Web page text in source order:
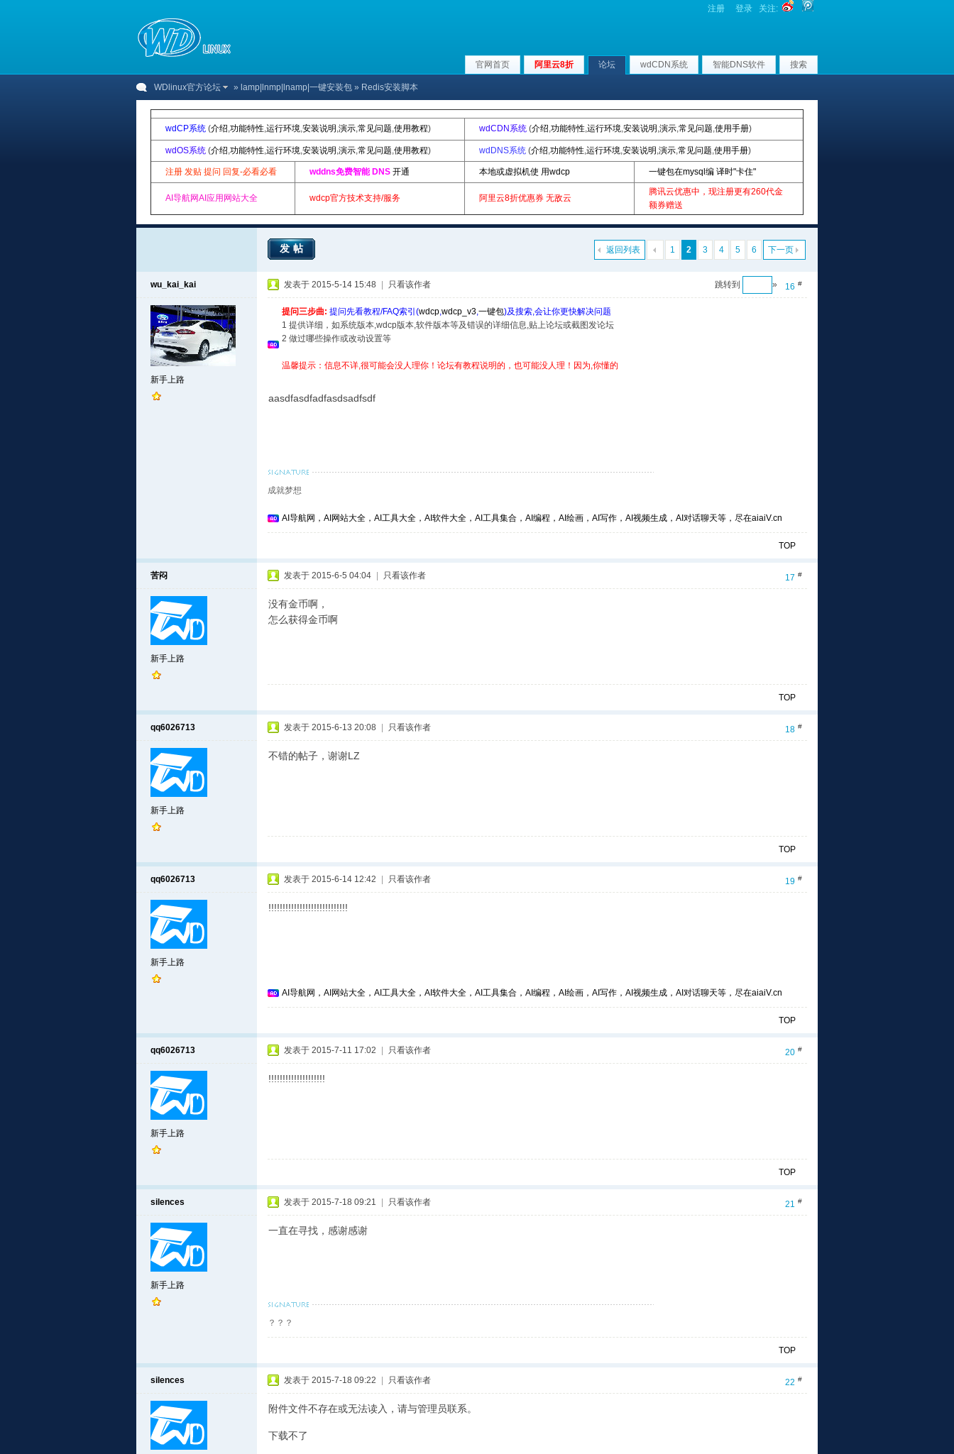
注册 登录 关注:
官网首页 阿里云8折 论坛 wdCDN系统 智能DNS软件 搜索
WDlinux官方论坛 » lamp|lnmp|lnamp|一键安装包 » Redis安装脚本
wdCP系统 (介绍,功能特性,运行环境,安装说明 ,演示,常见问题,使用教程) wdCDN系统 (介绍,功能特性,运行环境,安装说明 ,演示,常见问题,使用手册)
wdOS系统 (介绍,功能特性,运行环境,安装说明 ,演示,常见问题,使用教程) wdDNS系统 (介绍,功能特性,运行环境,安装说明 ,演示,常见问题,使用手册)
注册 发贴 提问 回复-必看必看 wddns免费智能 DNS 开通 本地或虚拟机使 用wdcp 一键包在mysql编 译时"卡住"
AI导航网AI应用网站大全 wdcp官方技术支持/服务 阿里云8折优惠券 无敌云
腾讯云优惠中，现注册更有260代金
额券赠送
1 2 3 4 5 6 下一页
返回列表
发帖
wu_kai_kai
新手上路
16 #
跳转到 »
发表于 2015-5-14 15:48 只看该作者
提问三步曲: 提问先看教程/FAQ索引(wdcp,wdcp_v3,一键包)及搜索,会让你更快解决问题
1 提供详细，如系统版本,wdcp版本,软件版本等及错误的详细信息,贴上论坛或截图发论坛
2 做过哪些操作或改动设置等
温馨提示：信息不详,很可能会没人理你！论坛有教程说明的，也可能没人理！因为,你懂的
aasdfasdfadfasdsadfsdf
成就梦想
AI导航网，AI网站大全，AI工具大全，AI软件大全，AI工具集合，AI编程，AI绘画，AI写作，AI视频生成，AI对话聊天等，尽在aiaiV.cn
TOP
苦闷
新手上路
17 #
发表于 2015-6-5 04:04 只看该作者
没有金币啊，
怎么获得金币啊
TOP
qq6026713
新手上路
18 #
发表于 2015-6-13 20:08 只看该作者
不错的帖子，谢谢LZ
TOP
qq6026713
新手上路
19 #
发表于 2015-6-14 12:42 只看该作者
!!!!!!!!!!!!!!!!!!!!!!!!!!!!
AI导航网，AI网站大全，AI工具大全，AI软件大全，AI工具集合，AI编程，AI绘画，AI写作，AI视频生成，AI对话聊天等，尽在aiaiV.cn
TOP
qq6026713
新手上路
20 #
发表于 2015-7-11 17:02 只看该作者
!!!!!!!!!!!!!!!!!!!!
TOP
silences
新手上路
21 #
发表于 2015-7-18 09:21 只看该作者
一直在寻找，感谢感谢
？？？
TOP
silences 22 #
发表于 2015-7-18 09:22 只看该作者
附件文件不存在或无法读入，请与管理员联系。
下载不了